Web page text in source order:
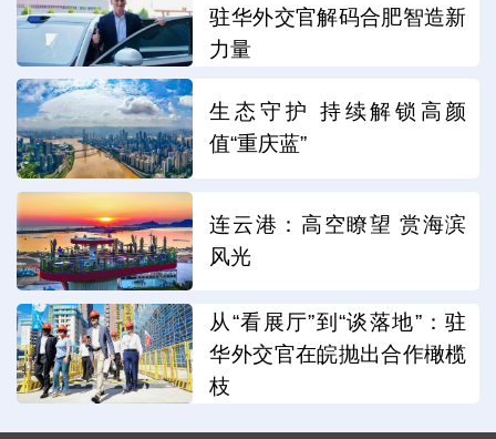
驻华外交官解码合肥智造新
力量
生态守护 持续解锁高颜
值“重庆蓝”
连云港：高空瞭望 赏海滨
风光
从“看展厅”到“谈落地”：驻
华外交官在皖抛出合作橄榄
枝